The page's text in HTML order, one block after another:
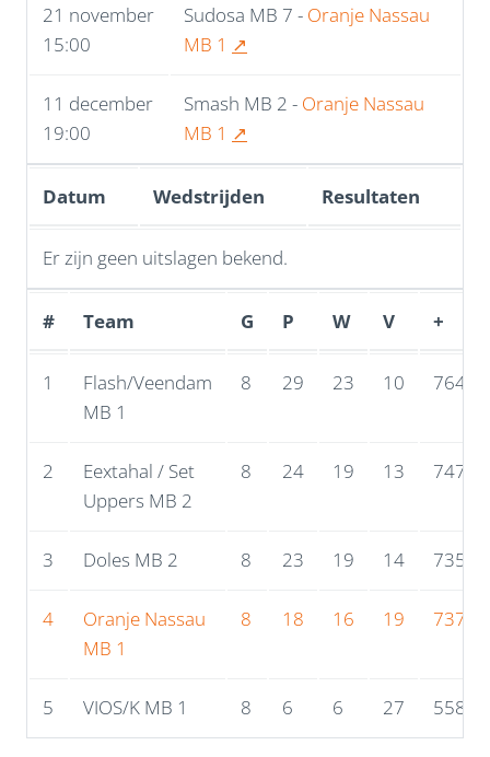
21 november
15:00
Sudosa MB 7 - Oranje Nassau
MB 1 ↗
11 december
19:00
Smash MB 2 - Oranje Nassau
MB 1 ↗
Datum Wedstrijden Resultaten
Er zijn geen uitslagen bekend.
# Team G P W V +
1
Flash/Veendam
MB 1
8 29 23 10 764
2
Eextahal / Set
Uppers MB 2
8 24 19 13 747
3 Doles MB 2 8 23 19 14 735
4
Oranje Nassau
MB 1
8 18 16 19 737
5 VIOS/K MB 1 8 6 6 27 558